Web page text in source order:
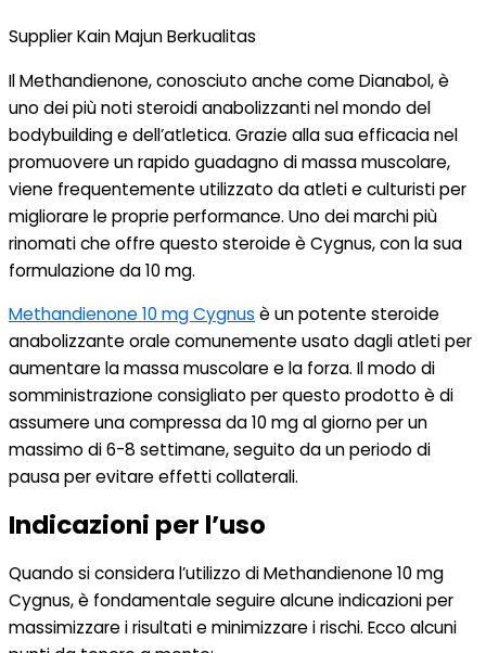
Supplier Kain Majun Berkualitas
Il Methandienone, conosciuto anche come Dianabol, è
uno dei più noti steroidi anabolizzanti nel mondo del
bodybuilding e dell’atletica. Grazie alla sua efficacia nel
promuovere un rapido guadagno di massa muscolare,
viene frequentemente utilizzato da atleti e culturisti per
migliorare le proprie performance. Uno dei marchi più
rinomati che offre questo steroide è Cygnus, con la sua
formulazione da 10 mg.
Methandienone 10 mg Cygnus è un potente steroide
anabolizzante orale comunemente usato dagli atleti per
aumentare la massa muscolare e la forza. Il modo di
somministrazione consigliato per questo prodotto è di
assumere una compressa da 10 mg al giorno per un
massimo di 6-8 settimane, seguito da un periodo di
pausa per evitare effetti collaterali.
Indicazioni per l’uso
Quando si considera l’utilizzo di Methandienone 10 mg
Cygnus, è fondamentale seguire alcune indicazioni per
massimizzare i risultati e minimizzare i rischi. Ecco alcuni